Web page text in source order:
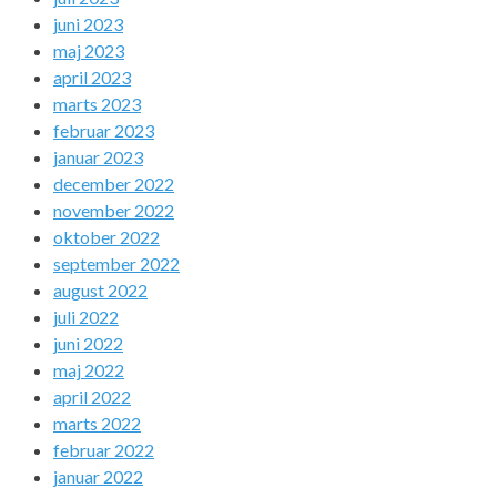
juni 2023
maj 2023
april 2023
marts 2023
februar 2023
januar 2023
december 2022
november 2022
oktober 2022
september 2022
august 2022
juli 2022
juni 2022
maj 2022
april 2022
marts 2022
februar 2022
januar 2022